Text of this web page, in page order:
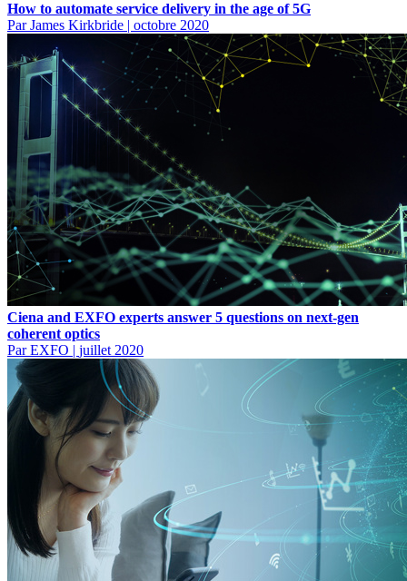
How to automate service delivery in the age of 5G
Par James Kirkbride | octobre 2020
Ciena and EXFO experts answer 5 questions on next-gen
coherent optics
Par EXFO | juillet 2020